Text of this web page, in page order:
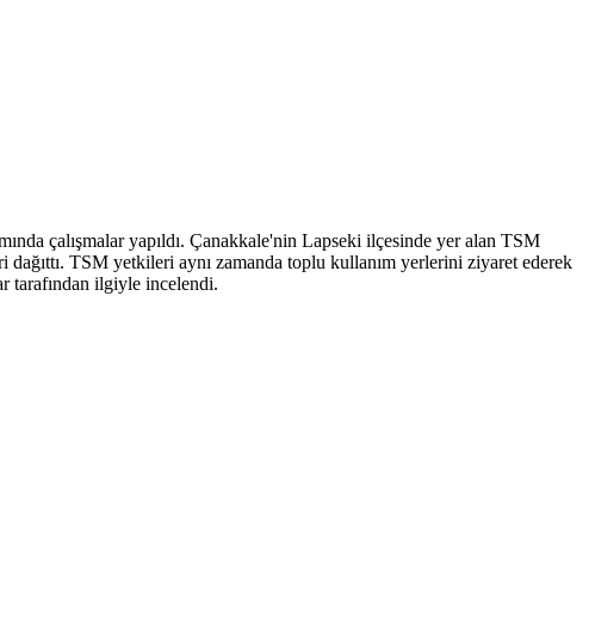
çalışmalar yapıldı. Çanakkale'nin Lapseki ilçesinde yer alan TSM
TSM yetkileri aynı zamanda toplu kullanım yerlerini ziyaret ederek
tarafından ilgiyle incelendi.